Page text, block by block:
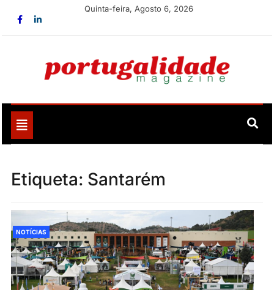
Quinta-feira, Agosto 6, 2026
Portugalidade
Toggle
navigation
Etiqueta: Santarém
NOTÍCIAS